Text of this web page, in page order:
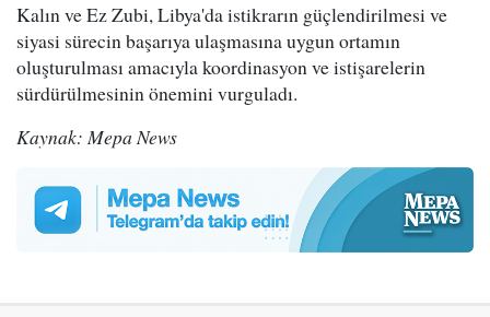
Kalın ve Ez Zubi, Libya'da istikrarın güçlendirilmesi ve
siyasi sürecin başarıya ulaşmasına uygun ortamın
oluşturulması amacıyla koordinasyon ve istişarelerin
sürdürülmesinin önemini vurguladı.
Kaynak: Mepa News